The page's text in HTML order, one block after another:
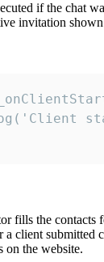
if the chat
invitation
fills the contacts
a client submitted
on the website.